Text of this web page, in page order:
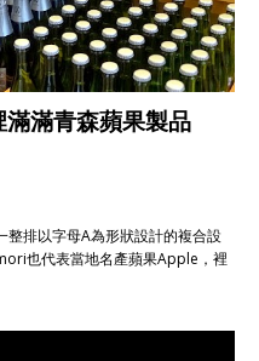
滿滿青森蘋果製品
整排以字母A為形狀設計的複合設
也代表當地名產蘋果Apple，裡